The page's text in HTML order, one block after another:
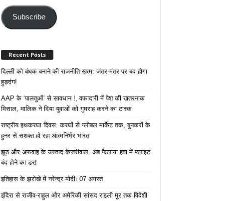
AddressSubscribe
Recent Posts
दिल्ली को बंधक बनाने की राजनीति खत्म: जंतर-मंतर पर बंद होगा
हुड़दंग!
AAP के ‘पालतुओं’ से सावधान !, वफादारी में पेश की खतरनाक
मिसाल, मालिक ने दिया युवाओं को गुमराह करने का टास्क
राष्ट्रीय हथकरघा दिवस: करघों से ग्लोबल मार्केट तक, बुनकरों के
हुनर से सशक्त हो रहा आत्मनिर्भर भारत
झूठ और अफवाह के उस्ताद केजरीवाल: अब फैलाया हवा में फ्लाइट
बंद होने का डर!
इतिहास के झरोखे में नरेन्द्र मोदीः 07 अगस्त
इंदिरा से राजीव-राहुल और अमेरिकी सांसद राइली मूर तक विदेशी